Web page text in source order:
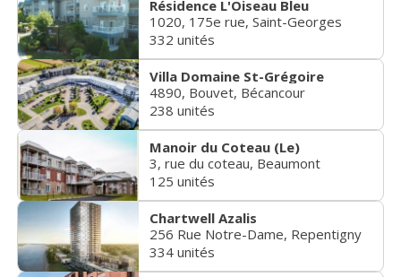
Résidence L'Oiseau Bleu
1020, 175e rue, Saint-Georges
332 unités
Villa Domaine St-Grégoire
4890, Bouvet, Bécancour
238 unités
Manoir du Coteau (Le)
3, rue du coteau, Beaumont
125 unités
Chartwell Azalis
256 Rue Notre-Dame, Repentigny
334 unités